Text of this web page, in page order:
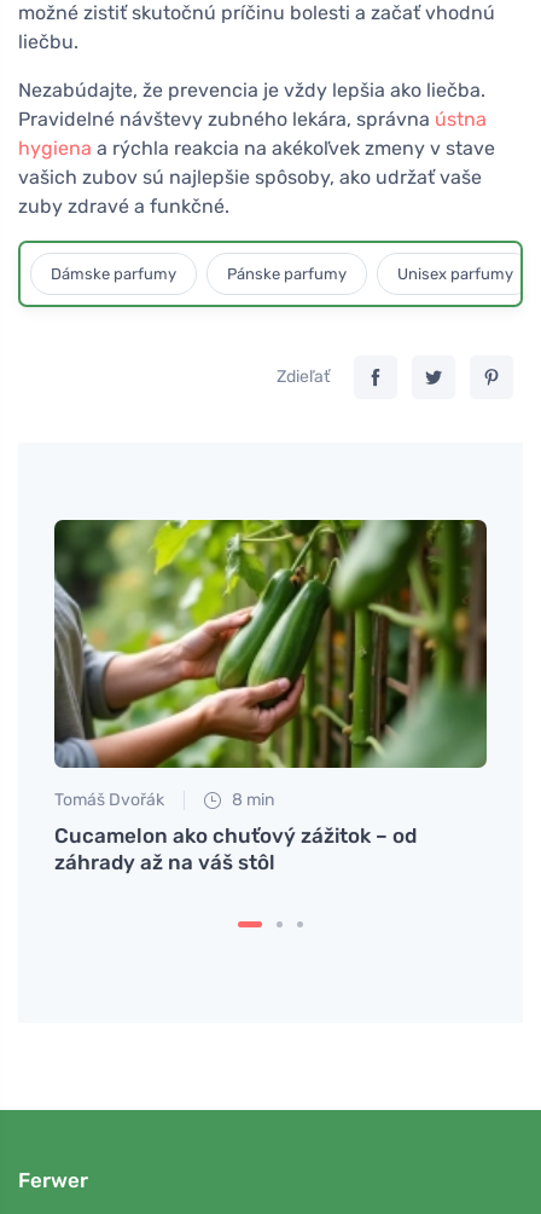
možné zistiť skutočnú príčinu bolesti a začať vhodnú
liečbu.
Nezabúdajte, že prevencia je vždy lepšia ako liečba.
Pravidelné návštevy zubného lekára, správna ústna
hygiena a rýchla reakcia na akékoľvek zmeny v stave
vašich zubov sú najlepšie spôsoby, ako udržať vaše
zuby zdravé a funkčné.
Dámske parfumy Pánske parfumy Unisex parfumy
Zdieľať
Tomáš Dvořák 8 min
Cucamelon ako chuťový zážitok – od
záhrady až na váš stôl
Ferwer